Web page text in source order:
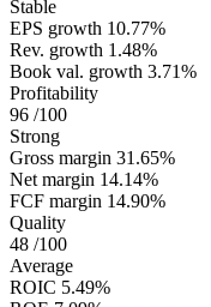
Stable
EPS growth 10.77%
Rev. growth 1.48%
Book val. growth 3.71%
Profitability
96 /100
Strong
Gross margin 31.65%
Net margin 14.14%
FCF margin 14.90%
Quality
48 /100
Average
ROIC 5.49%